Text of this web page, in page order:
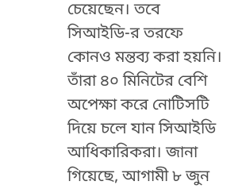
চেয়েছেন। তবে
সিআইডি-র তরফে
কোনও মন্তব্য করা হয়নি।
তাঁরা ৪০ মিনিটের বেশি
অপেক্ষা করে নোটিসটি
দিয়ে চলে যান সিআইডি
আধিকারিকরা। জানা
গিয়েছে, আগামী ৮ জুন